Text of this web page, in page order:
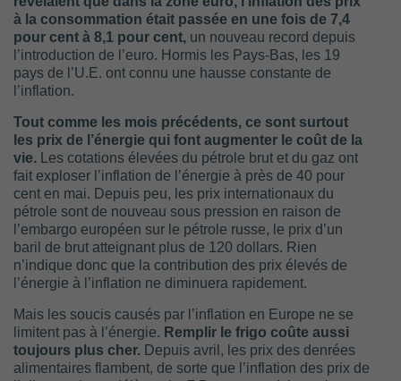
à la consommation était passée en une fois de 7,4
pour cent à 8,1 pour cent, un nouveau record depuis
l’introduction de l’euro. Hormis les Pays-Bas, les 19
pays de l’U.E. ont connu une hausse constante de
l’inflation.
Tout comme les mois précédents, ce sont surtout
les prix de l’énergie qui font augmenter le coût de la
vie. Les cotations élevées du pétrole brut et du gaz ont
fait exploser l’inflation de l’énergie à près de 40 pour
cent en mai. Depuis peu, les prix internationaux du
pétrole sont de nouveau sous pression en raison de
l’embargo européen sur le pétrole russe, le prix d’un
baril de brut atteignant plus de 120 dollars. Rien
n’indique donc que la contribution des prix élevés de
l’énergie à l’inflation ne diminuera rapidement.
Mais les soucis causés par l’inflation en Europe ne se
limitent pas à l’énergie. Remplir le frigo coûte aussi
toujours plus cher. Depuis avril, les prix des denrées
alimentaires flambent, de sorte que l’inflation des prix de